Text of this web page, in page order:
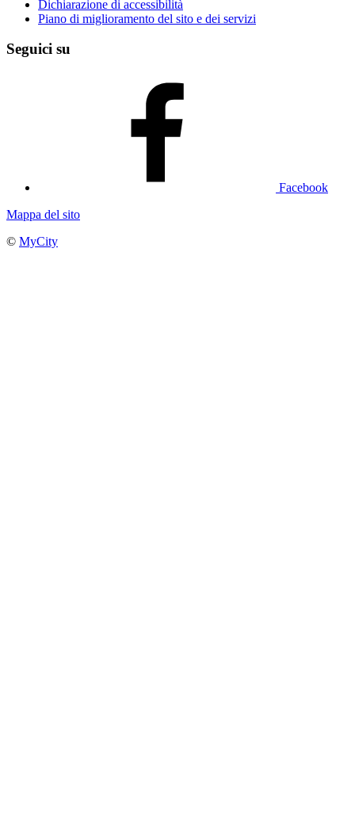
Dichiarazione di accessibilità
Piano di miglioramento del sito e dei servizi
Seguici su
Facebook
Mappa del sito
© MyCity